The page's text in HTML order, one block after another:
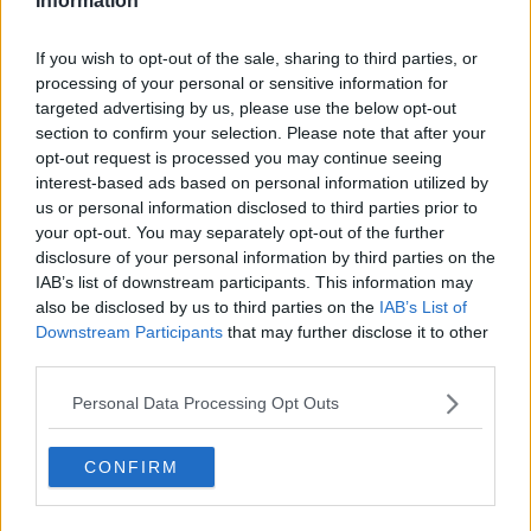
If you wish to opt-out of the sale, sharing to third parties, or
processing of your personal or sensitive information for
targeted advertising by us, please use the below opt-out
section to confirm your selection. Please note that after your
opt-out request is processed you may continue seeing
interest-based ads based on personal information utilized by
us or personal information disclosed to third parties prior to
your opt-out. You may separately opt-out of the further
disclosure of your personal information by third parties on the
IAB’s list of downstream participants. This information may
also be disclosed by us to third parties on the IAB’s List of
Downstream Participants that may further disclose it to other
Personal Data Processing Opt Outs
CONFIRM
di evasione.Tutt'altro.
richiedono concentrazione perchè affrontano temi che vanno dalla
storia alla filosofia, dalle religioni (declinate al plurale) alle
neuroscienze, dall'economia (come potrebbe mancare?) alla
matematica, dalla fisica alla sociologia, fino ovviamente alla
narrativa (che qui però non la fa da padrona, ma sta un gradino
sotto la saggistica).
Il quarto è l'atmosfera. Nell'ambito di un taglio editoriale
ovviamente “liberale” (ma non necessariamente “liberista”) il
Domenicale
si concede il lusso di una certa varietà di voci
che qualche volta inglobano anche quelle di pensatori radicali e di
sinistra (perfino di qualche marxista, nella misura in cui oggi
qualcuno continui a proclamarsi tale).
Ovviamente ci sono anche altri ingredienti in questo successo, ma
mi fermo e rifletto.
Trovo infatti “molto pittoresco” che in
quotidiani più tecnici, concreti e "aridi" a produrre le migliori e più